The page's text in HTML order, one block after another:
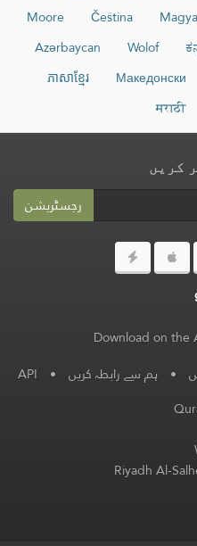
Čeština
Moore
Wolof
Azərbaycan
Македонски
ភាសាខ្មែរ
मराठी
کریں
رجسٹریشن
• ہم سے رابطہ کریں •
API
Riyadh Al-